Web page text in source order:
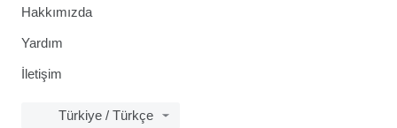
Hakkımızda
Yardım
İletişim
Türkiye / Türkçe